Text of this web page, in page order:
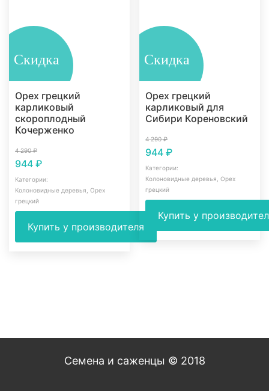
Скидка
Орех грецкий
карликовый
скороплодный
Кочерженко
4 290₽
944 ₽
Категории:
Колоновидные деревья Орех
грецкий
Купить у производителя
Скидка
Орех грецкий
карликовый для
Сибири Кореновский
4 290₽
944₽
Категории:
Колоновидные деревья ,Орех
грецкий
Купить у
Семена и саженцы © 2018